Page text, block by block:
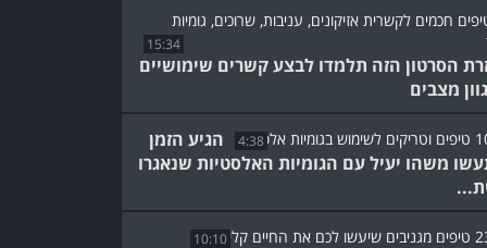
15:34
הסרטון הזה תלמדו לבצע קשרים שימושיים
מצבים
4:38
הגיע הזמן
משהו יעיל עם הגומיות האלסטיות שנאגרו
10:10